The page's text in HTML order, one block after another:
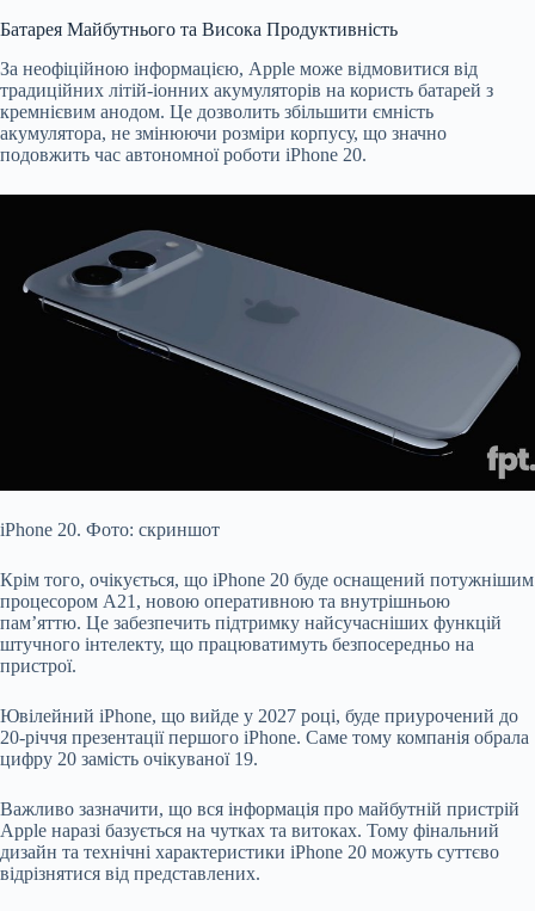
Батарея Майбутнього та Висока Продуктивність
За неофіційною інформацією, Apple може відмовитися від
традиційних літій-іонних акумуляторів на користь батарей з
кремнієвим анодом. Це дозволить збільшити ємність
акумулятора, не змінюючи розміри корпусу, що значно
подовжить час автономної роботи iPhone 20.
iPhone 20. Фото: скриншот
Крім того, очікується, що iPhone 20 буде оснащений потужнішим
процесором A21, новою оперативною та внутрішньою
пам’яттю. Це забезпечить підтримку найсучасніших функцій
штучного інтелекту, що працюватимуть безпосередньо на
пристрої.
Ювілейний iPhone, що вийде у 2027 році, буде приурочений до
20-річчя презентації першого iPhone. Саме тому компанія обрала
цифру 20 замість очікуваної 19.
Важливо зазначити, що вся інформація про майбутній пристрій
Apple наразі базується на чутках та витоках. Тому фінальний
дизайн та технічні характеристики iPhone 20 можуть суттєво
відрізнятися від представлених.